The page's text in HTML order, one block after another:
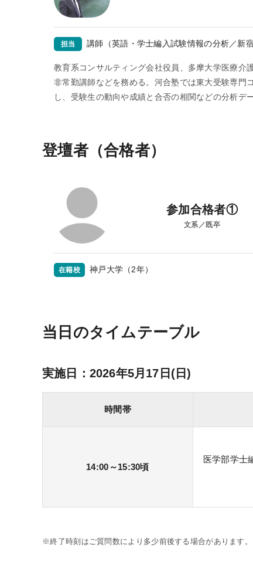
担当 講師（英語・学士編入試験情報の分析／新宿
教育系コンサルティング会社役員、多摩大学医療介
非常勤講師などを務める。河合塾では東大受験専門
し、受験生の動向や成績と合否の相関などの分析デ
登壇者（合格者）
参加合格者①
文系／既卒
在籍校 神戸大学（2年）
当日のタイムテーブル
実施日：2026年5月17日(日)
時間帯
14:00～15:30頃
医学部学士
※終了時刻はご質問数により多少前後する場合があります。